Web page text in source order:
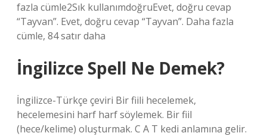
fazla cümle2Sık kullanımdoğruEvet, doğru cevap
“Tayvan”. Evet, doğru cevap “Tayvan”. Daha fazla
cümle, 84 satır daha
İngilizce Spell Ne Demek?
İngilizce-Türkçe çeviri Bir fiili hecelemek,
hecelemesini harf harf söylemek. Bir fiil
(hece/kelime) oluşturmak. C A T kedi anlamına gelir.